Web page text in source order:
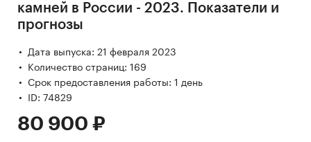
камней в России - 2023. Показатели и
прогнозы
Дата выпуска: 21 февраля 2023
Количество страниц: 169
Срок предоставления работы: 1 день
ID: 74829
80 900 ₽